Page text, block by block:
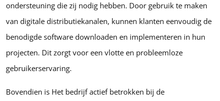
ondersteuning die zij nodig hebben. Door gebruik te maken
van digitale distributiekanalen, kunnen klanten eenvoudig de
benodigde software downloaden en implementeren in hun
projecten. Dit zorgt voor een vlotte en probleemloze
gebruikerservaring.
Bovendien is Het bedrijf actief betrokken bij de